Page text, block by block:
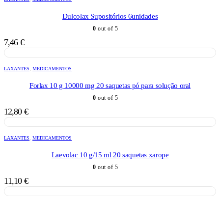
Dulcolax Supositórios 6unidades
0 out of 5
7,46 €
LAXANTES MEDICAMENTOS
Forlax 10 g 10000 mg 20 saquetas pó para solução oral
0 out of 5
12,80 €
LAXANTES MEDICAMENTOS
Laevolac 10 g/15 ml 20 saquetas xarope
0 out of 5
11,10 €